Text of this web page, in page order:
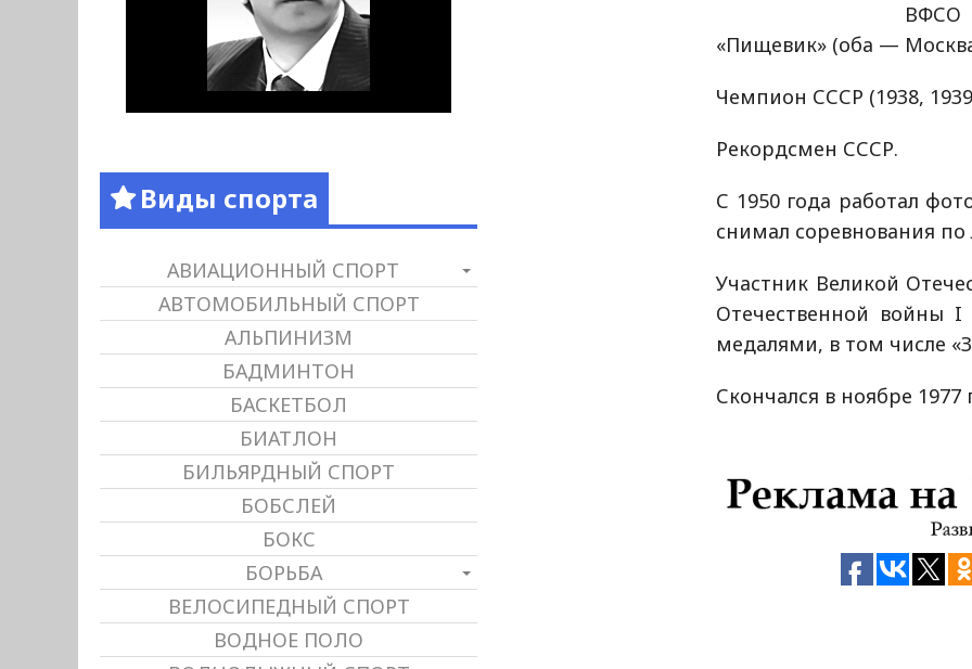
ВФСО
«Пищевик» (оба —
Чемпион СССР (1938,
Рекордсмен СССР.
С 1950 года работал
снимал соревнования по
Участник Великой
Отечественной войны I
медалями, в том числе
Скончался в ноябре 1977
Виды спорта
АВИАЦИОННЫЙ СПОРТ
АВТОМОБИЛЬНЫЙ СПОРТ
АЛЬПИНИЗМ
БАДМИНТОН
БАСКЕТБОЛ
БИАТЛОН
БИЛЬЯРДНЫЙ СПОРТ
БОБСЛЕЙ
БОКС
БОРЬБА
ВЕЛОСИПЕДНЫЙ СПОРТ
ВОДНОЕ ПОЛО